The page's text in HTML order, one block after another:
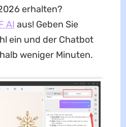
erhalten?
AI aus! Geben Sie
ein und der Chatbot
weniger Minuten.